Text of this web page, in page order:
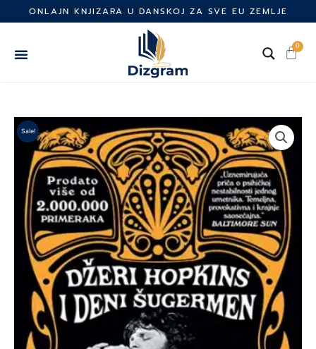
to
ONLAJN KNJIZARA U DANSKOJ ZA SVE EU ZEMLJE
0
Cart
Sale!